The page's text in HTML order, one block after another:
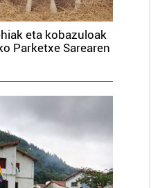
eta kobazuloak
Parketxe Sarearen